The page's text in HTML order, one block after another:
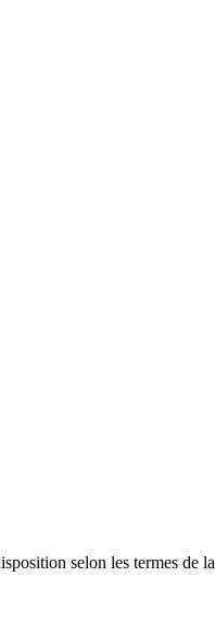
selon les termes de la